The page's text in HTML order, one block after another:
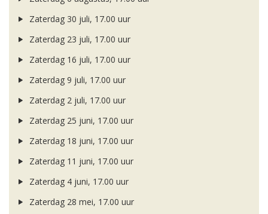
Zaterdag 30 juli, 17.00 uur
Zaterdag 23 juli, 17.00 uur
Zaterdag 16 juli, 17.00 uur
Zaterdag 9 juli, 17.00 uur
Zaterdag 2 juli, 17.00 uur
Zaterdag 25 juni, 17.00 uur
Zaterdag 18 juni, 17.00 uur
Zaterdag 11 juni, 17.00 uur
Zaterdag 4 juni, 17.00 uur
Zaterdag 28 mei, 17.00 uur